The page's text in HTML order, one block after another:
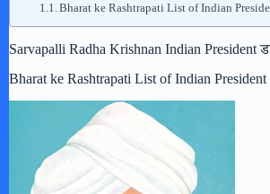
Bharat ke Rashtrapati List of Indian
Sarvapalli Radha Krishnan Indian President
Bharat ke Rashtrapati List of Indian